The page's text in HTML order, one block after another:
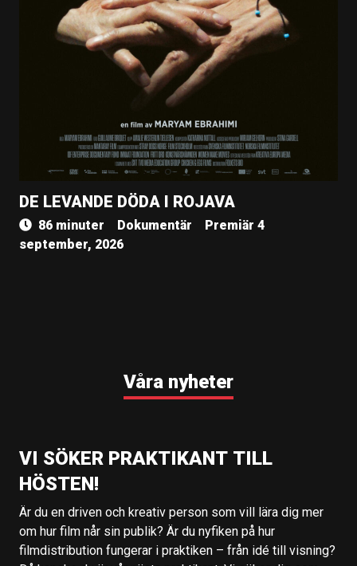
DE LEVANDE DÖDA I ROJAVA
86 minuter Dokumentär
Premiär 4
september, 2026
Våra nyheter
VI SÖKER PRAKTIKANT TILL
HÖSTEN!
Är du en driven och kreativ person som vill lära dig mer
om hur film når sin publik? Är du nyfiken på hur
filmdistribution fungerar i praktiken – från idé till visning?